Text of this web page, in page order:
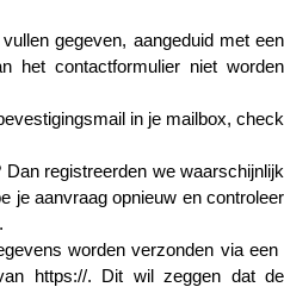
gegeven, aangeduid met een
het contactformulier niet worden
in je mailbox, check
registreerden we waarschijnlijk
je aanvraag opnieuw en controleer
worden verzonden via een
https://. Dit wil zeggen dat de